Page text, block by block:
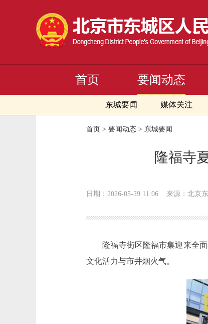
首页 要闻动态
东城要闻 媒体关注
首页 > 要闻动态 > 东城要闻
隆福寺
日期：2026-05-29 11:06 来源：北京
隆福寺街区隆福市集迎来全面
文化活力与市井烟火气。